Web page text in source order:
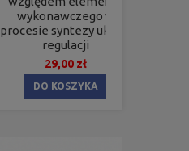
wykonawczego w
procesie syntezy układu
regulacji
29,00 zł
DO KOSZYKA